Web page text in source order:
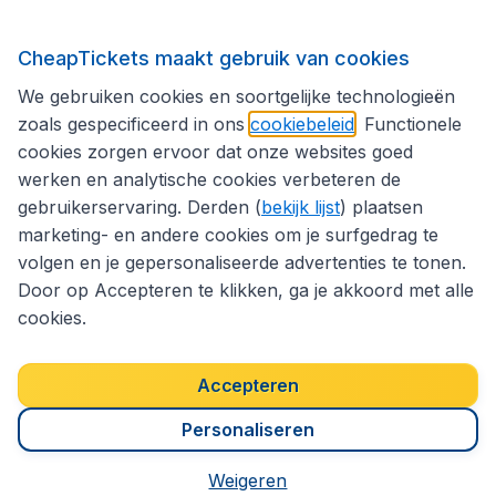
Volg CheapTickets.nl
Privacybeleid
Copyright © 2026
CheapTickets maakt gebruik van cookies
We gebruiken cookies en soortgelijke technologieën
zoals gespecificeerd in ons cookiebeleid . Functionele
cookies zorgen ervoor dat onze websites goed
werken en analytische cookies verbeteren de
gebruikerservaring. Derden (bekijk lijst) plaatsen
marketing- en andere cookies om je surfgedrag te
volgen en je gepersonaliseerde advertenties te tonen.
Door op Accepteren te klikken, ga je akkoord met alle
cookies.
Accepteren
Personaliseren
Weigeren